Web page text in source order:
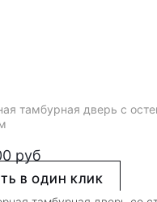
тамбурная дверь с
руб
В ОДИН КЛИК